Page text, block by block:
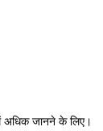
अधिक जानने के लिए।